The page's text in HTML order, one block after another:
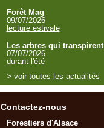
Forêt Mag
09/07/2026
lecture estivale
Les arbres qui transpirent
07/07/2026
durant l'été
> voir toutes les actualités
Contactez-nous
Forestiers d'Alsace